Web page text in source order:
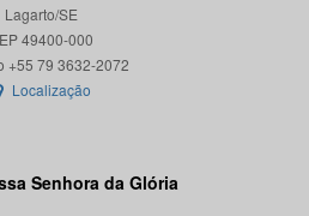
Lagarto/SE
49400-000
Localização
Senhora da Glória